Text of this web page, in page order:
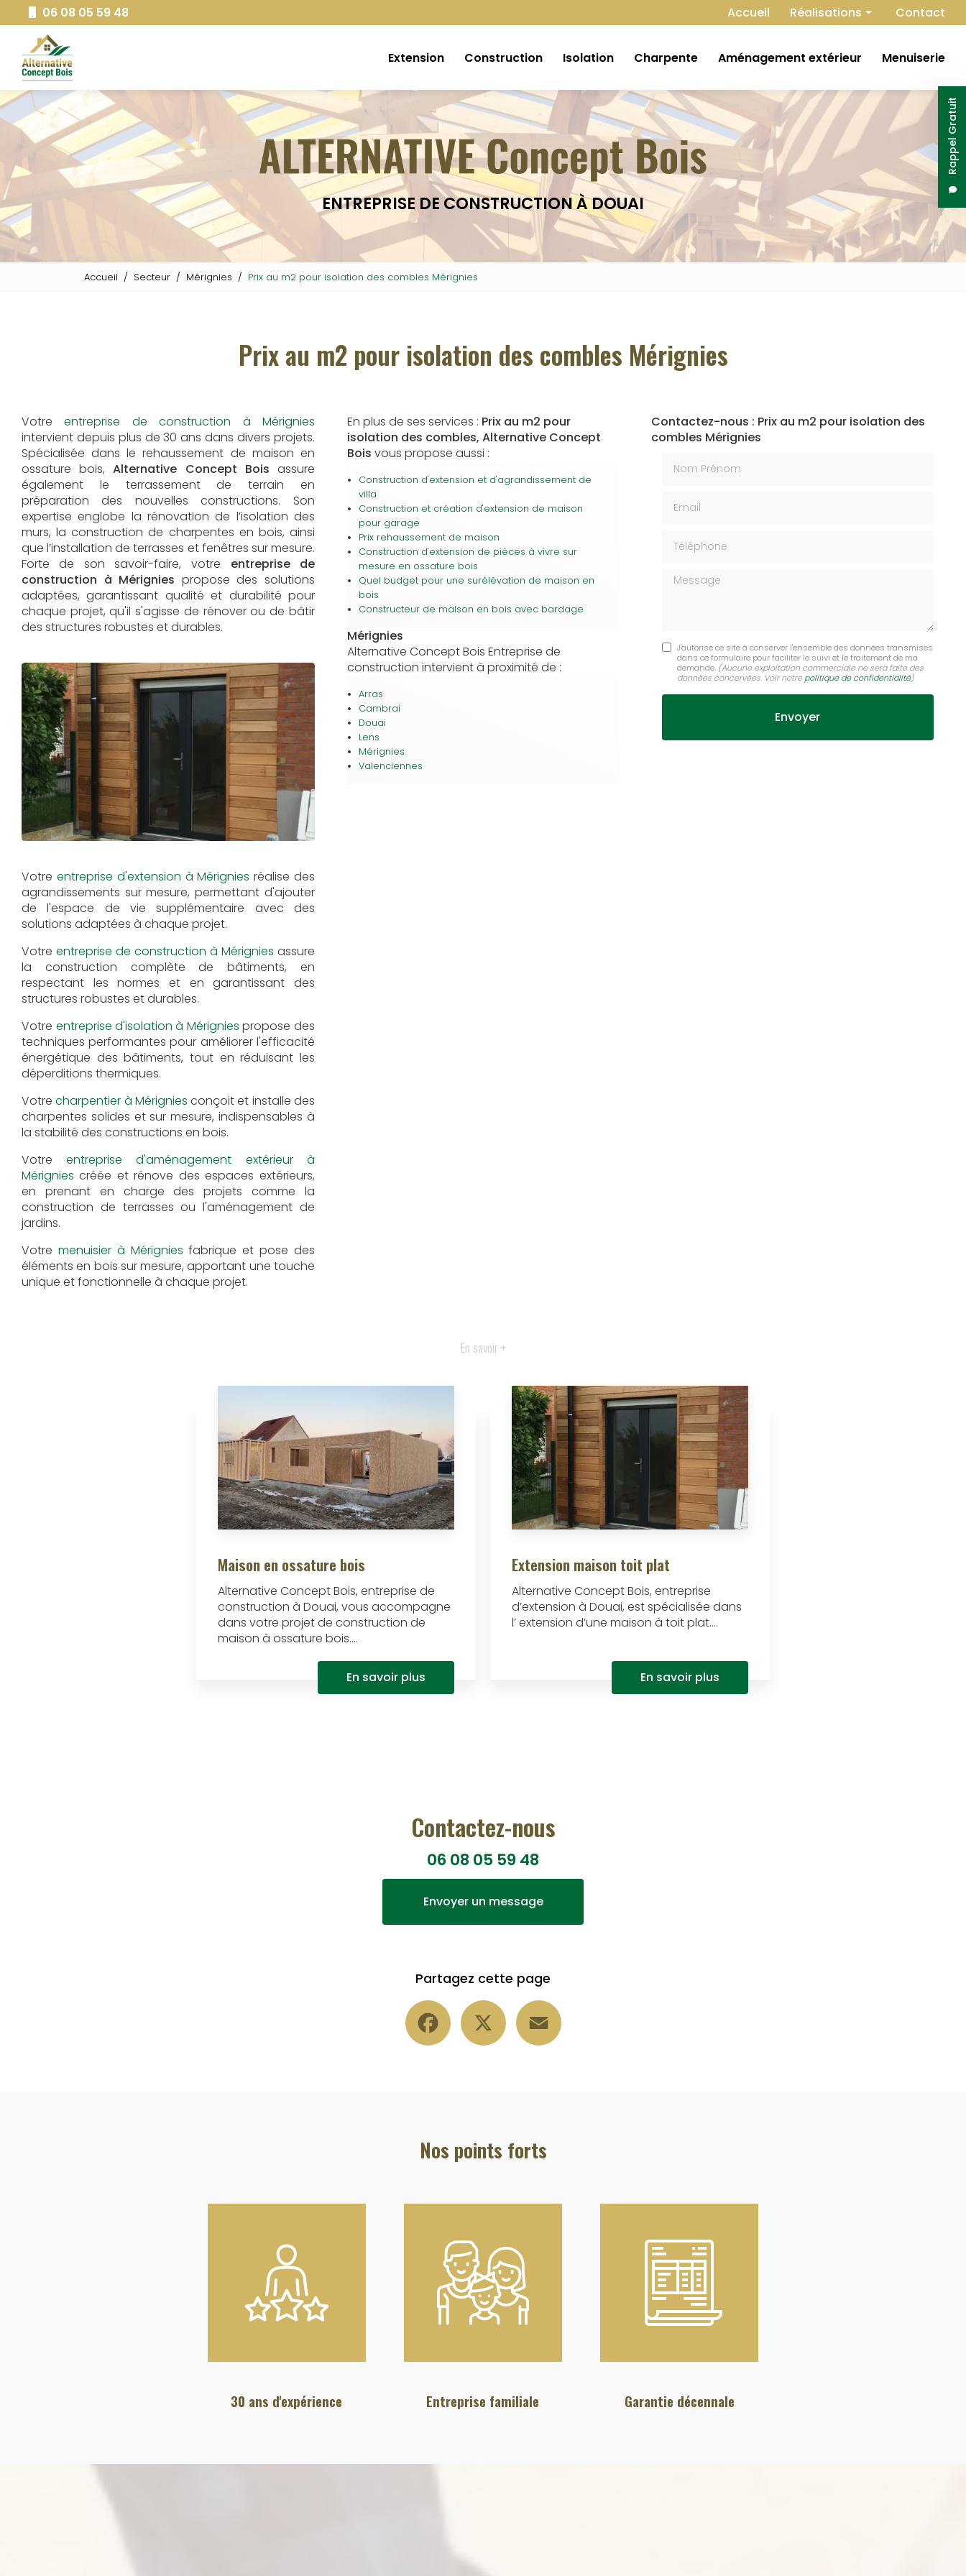
au
contenu
principal
06 08 05 59 48 Navigation secondaire
Accueil Réalisations
Construction
Isolation
Charpente
Aménagement extérieur
Menuiserie
Contact
Rappel Gratuit
Extension
Construction Isolation Charpente Aménagement extérieur Menuiserie
ENTREPRISE DE CONSTRUCTION À DOUAI
Accueil Secteur Mérignies Prix au m2 pour isolation des combles Mérignies
Prix au m2 pour isolation des combles Mérignies
Votreentreprise de construction à Mérignies
intervient depuis plus de 30 ans dans divers projets.
Spécialisée dans le rehaussement de maison en
ossature bois,Alternative Concept Bois assure
également le terrassement de terrain en
préparation des nouvelles constructions. Son
expertise englobe la rénovation de l’isolation des
murs, la construction de charpentes en bois, ainsi
que l’installation de terrasses et fenêtres sur mesure.
Forte de son savoir-faire, votre entreprise de
construction à Mérignies propose des solutions
adaptées, garantissant qualité et durabilité pour
chaque projet, qu'il s'agisse de rénover ou de bâtir
des structures robustes et durables.
Votre entreprise d'extension à Mérignies réalise des
agrandissements sur mesure, permettant d'ajouter
de l'espace de vie supplémentaire avec des
solutions adaptées à chaque projet.
Votre entreprise de construction à Mérignies assure
la construction complète de bâtiments, en
respectant les normes et en garantissant des
structures robustes et durables.
Votre entreprise d'isolation à Mérignies propose des
techniques performantes pour améliorer l'efficacité
énergétique des bâtiments, tout en réduisant les
déperditions thermiques.
Votrecharpentier à Mérignies conçoit et installe des
charpentes solides et sur mesure, indispensables à
la stabilité des constructions en bois.
Votreentreprise d'aménagement extérieur à
Mérignies créée et rénove des espaces extérieurs,
en prenant en charge des projets comme la
construction de terrasses ou l'aménagement de
jardins.
Votre menuisier à Mérignies fabrique et pose des
éléments en bois sur mesure, apportant une touche
unique et fonctionnelle à chaque projet.
En plus de ses services : Prix au m2 pour
isolation des combles, Alternative Concept
Bois vous propose aussi :
Construction d'extension et d'agrandissement de
villa
Construction et création d'extension de maison
pour garage
Prix rehaussement de maison
Construction d'extension de pièces à vivre sur
mesure en ossature bois
Quel budget pour une surélévation de maison en
bois
Constructeur de maison en bois avec bardage
Mérignies
Alternative Concept Bois Entreprise de
construction intervient à proximité de :
Arras
Cambrai
Douai
Lens
Mérignies
Valenciennes
Contactez-nous : Prix au m2 pour isolation des
combles Mérignies
Message
J'autorise ce site à conserver l'ensemble des données transmises
dans ce formulaire pour faciliter le suivi et le traitement de ma
demande. (Aucune exploitation commerciale ne sera faite des
données concervées. Voir notre politique de confidentialité)
En savoir +
Maison en ossature bois
Alternative Concept Bois, entreprise de
construction à Douai, vous accompagne
dans votre projet de construction de
maison à ossature bois....
En savoir plus
Extension maison toit plat
Alternative Concept Bois, entreprise
d’extension à Douai, est spécialisée dans
l’ extension d’une maison à toit plat....
En savoir plus
Contactez-nous
06 08 05 59 48
Envoyer un message
Partagez cette page
Facebook
Nos points forts
30 ans d'expérience Entreprise familiale Garantie décennale